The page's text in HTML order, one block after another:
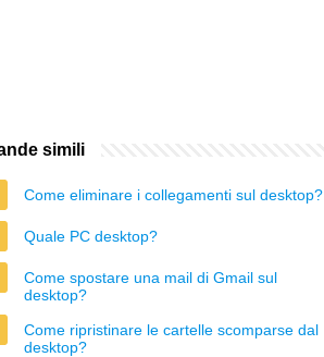
simili
Come eliminare i collegamenti sul desktop?
Quale PC desktop?
Come spostare una mail di Gmail sul
desktop?
Come ripristinare le cartelle scomparse dal
desktop?